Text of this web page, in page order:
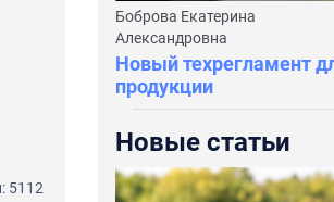
5112
Боброва Екатерина
Александровна
Новый техрегламент
продукции
Новые статьи